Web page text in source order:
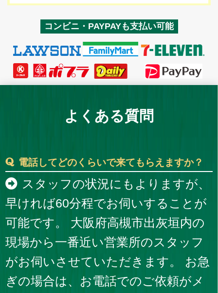
コンビニ・PAYPAYも支払い可能
よくある質問
電話してどのくらいで来てもらえますか？
スタッフの状況にもよりますが、
早ければ60分程でお伺いすることが
可能です。 大阪府高槻市出灰垣内の
現場から一番近い営業所のスタッフ
がお伺いさせていただきます。 お急
ぎの場合は、お電話でのご依頼がメ